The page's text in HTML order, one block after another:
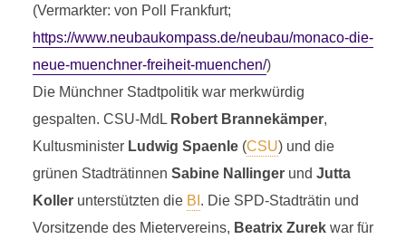
(Vermarkter: von Poll Frankfurt;
https://www.neubaukompass.de/neubau/monaco-die-
neue-muenchner-freiheit-muenchen/)
Die Münchner Stadtpolitik war merkwürdig
gespalten. CSU-MdL Robert Brannekämper,
Kultusminister Ludwig Spaenle(CSU) und die
grünen Stadträtinnen Sabine Nallingerund Jutta
Kollerunterstützten die BI . Die SPD-Stadträtin und
Vorsitzende des Mietervereins, Beatrix Zurekwar für